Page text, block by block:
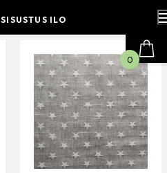
SISUSTUS ILO
0